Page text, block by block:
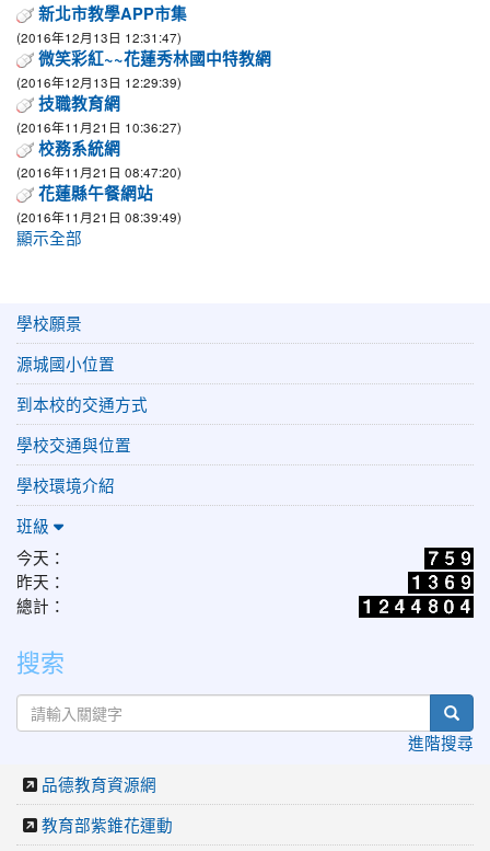
新北市教學APP市集
(2016年12月13日 12:31:47)
微笑彩紅~~花蓮秀林國中特教網
(2016年12月13日 12:29:39)
技職教育網
(2016年11月21日 10:36:27)
校務系統網
(2016年11月21日 08:47:20)
花蓮縣午餐網站
(2016年11月21日 08:39:49)
顯示全部
學校願景
源城國小位置
到本校的交通方式
學校交通與位置
學校環境介紹
班級
今天：
昨天：
總計：
搜索
進階搜尋
品德教育資源網
教育部紫錐花運動